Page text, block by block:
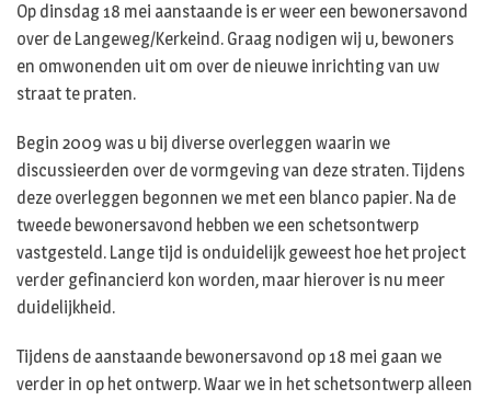
Op dinsdag 18 mei aanstaande is er weer een bewonersavond
over de Langeweg/Kerkeind. Graag nodigen wij u, bewoners
en omwonenden uit om over de nieuwe inrichting van uw
straat te praten.
Begin 2009 was u bij diverse overleggen waarin we
discussieerden over de vormgeving van deze straten. Tijdens
deze overleggen begonnen we met een blanco papier. Na de
tweede bewonersavond hebben we een schetsontwerp
vastgesteld. Lange tijd is onduidelijk geweest hoe het project
verder gefinancierd kon worden, maar hierover is nu meer
duidelijkheid.
Tijdens de aanstaande bewonersavond op 18 mei gaan we
verder in op het ontwerp. Waar we in het schetsontwerp alleen